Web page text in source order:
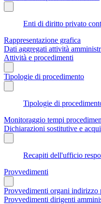
Enti di diritto privato
Rappresentazione grafica
Dati aggregati attività
Attività e procedimenti
Tipologie di procedimento
Tipologie di
Monitoraggio tempi
Dichiarazioni sostitutive e
Recapiti dell'ufficio
Provvedimenti
Provvedimenti organi indirizzo
Provvedimenti dirigenti